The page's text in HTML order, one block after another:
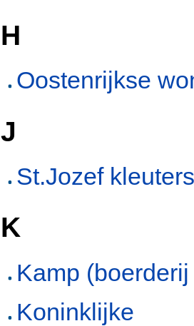
H
Oostenrijkse
J
St.Jozef
K
Kamp
Koninklijke